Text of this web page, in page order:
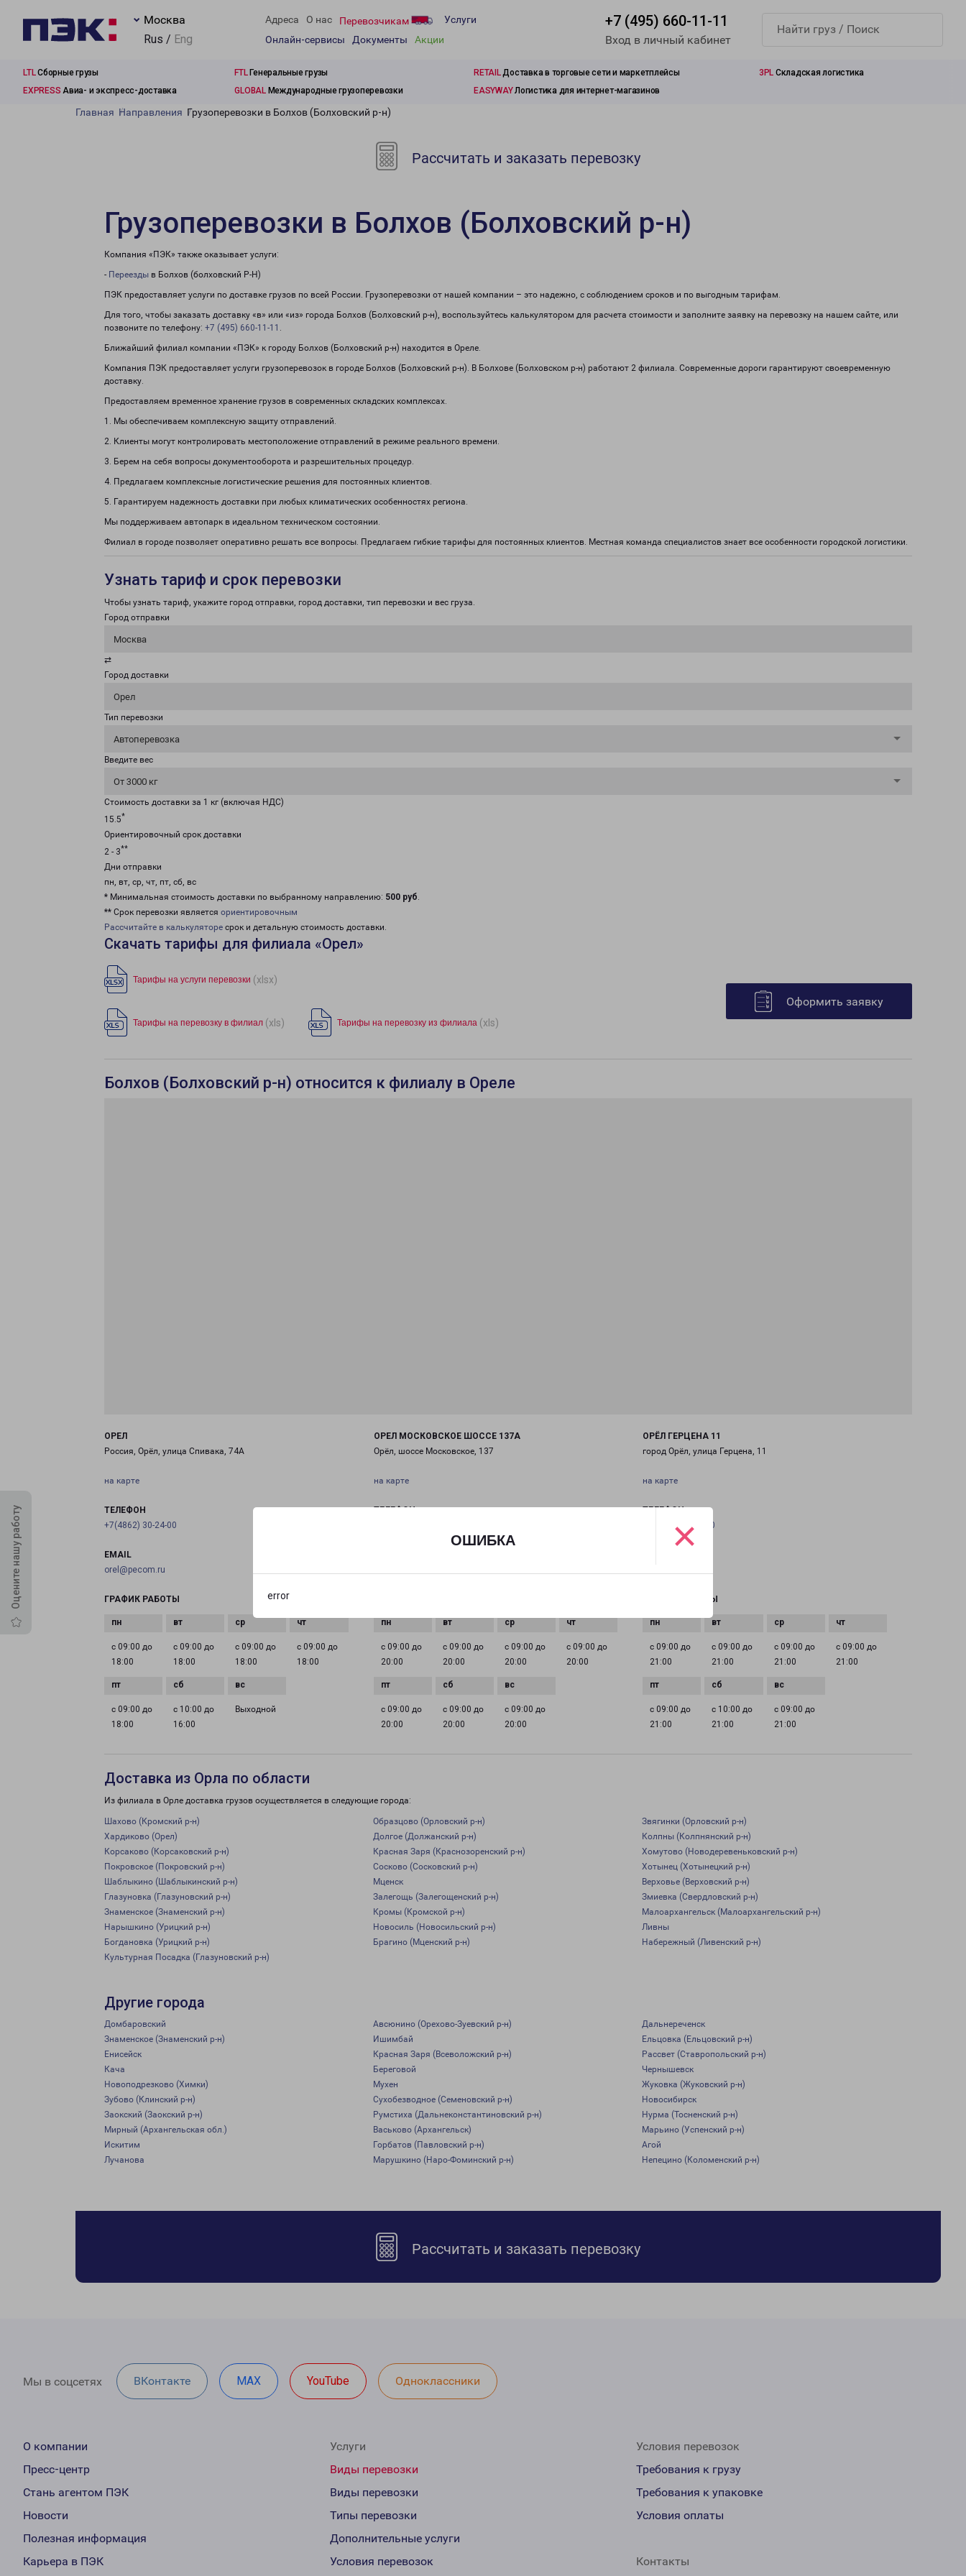
ОШИБКА
error
×
Москва
Rus / Eng
Адреса О нас Перевозчикам
Услуги
Онлайн-сервисы
Документы Акции
+7 (495) 660-11-11
Вход в личный кабинет
LTLСборные грузы FTLГенеральные грузы RETAILДоставка в торговые сети и маркетплейсы 3PL Складская логистика
EXPRESS Авиа- и экспресс-доставка GLOBALМеждународные грузоперевозки EASYWAYЛогистика для интернет-магазинов
Оцените нашу работу
Главная Направления Грузоперевозки в Болхов (Болховский р-н)
Рассчитать и заказать перевозку
Грузоперевозки в Болхов (Болховский р-н)
Компания «ПЭК» также оказывает услуги:
- Переезды в Болхов (болховский Р-Н)
ПЭК предоставляет услуги по доставке грузов по всей России. Грузоперевозки от нашей компании – это надежно, с соблюдением сроков и по выгодным тарифам.
Для того, чтобы заказать доставку «в» или «из» города Болхов (Болховский р-н), воспользуйтесь калькулятором для расчета стоимости и заполните заявку на перевозку на нашем сайте, или
позвоните по телефону: +7 (495) 660-11-11 .
Ближайший филиал компании «ПЭК» к городу Болхов (Болховский р-н) находится в Ореле.
Компания ПЭК предоставляет услуги грузоперевозок в городе Болхов (Болховский р-н). В Болхове (Болховском р-н) работают 2 филиала. Современные дороги гарантируют своевременную
доставку.
Предоставляем временное хранение грузов в современных складских комплексах.
1. Мы обеспечиваем комплексную защиту отправлений.
2. Клиенты могут контролировать местоположение отправлений в режиме реального времени.
3. Берем на себя вопросы документооборота и разрешительных процедур.
4. Предлагаем комплексные логистические решения для постоянных клиентов.
5. Гарантируем надежность доставки при любых климатических особенностях региона.
Мы поддерживаем автопарк в идеальном техническом состоянии.
Филиал в городе позволяет оперативно решать все вопросы. Предлагаем гибкие тарифы для постоянных клиентов. Местная команда специалистов знает все особенности городской логистики.
Узнать тариф и срок перевозки
Чтобы узнать тариф, укажите город отправки, город доставки, тип перевозки и вес груза.
Город отправки
Москва
⇄
Город доставки
Орел
Тип перевозки
Автоперевозка
Введите вес
От 3000 кг
Стоимость доставки за 1 кг (включая НДС)
15.5*
Ориентировочный срок доставки
2 - 3**
Дни отправки
пн, вт, ср, чт, пт, сб, вс
* Минимальная стоимость доставки по выбранному направлению: 500 руб.
** Срок перевозки является ориентировочным
Рассчитайте в калькуляторе срок и детальную стоимость доставки.
Скачать тарифы для филиала «Орел»
Тарифы на услуги перевозки (xlsx)
Тарифы на перевозку в филиал (xls) Тарифы на перевозку из филиала (xls)
Оформить заявку
Болхов (Болховский р-н) относится к филиалу в Ореле
ОРЕЛ
Россия, Орёл, улица Спивака, 74А
на карте
ТЕЛЕФОН
+7(4862) 30-24-00
EMAIL
orel@pecom.ru
ГРАФИК РАБОТЫ
с 09:00 до
18:00
с 09:00 до
18:00
с 09:00 до
18:00
с 09:00 до
18:00
с 09:00 до
18:00
с 10:00 до
16:00
Выходной
ОРЕЛ МОСКОВСКОЕ ШОССЕ 137А
Орёл, шоссе Московское, 137
на карте
ТЕЛЕФОН
с 09:00 до
20:00
с 09:00 до
20:00
с 09:00 до
20:00
с 09:00 до
20:00
с 09:00 до
20:00
с 09:00 до
20:00
с 09:00 до
20:00
ОРЁЛ ГЕРЦЕНА 11
город Орёл, улица Герцена, 11
на карте
ТЕЛЕФОН
+7(4862) 30-24-00
ГРАФИК РАБОТЫ
с 09:00 до
21:00
с 09:00 до
21:00
с 09:00 до
21:00
с 09:00 до
21:00
с 09:00 до
21:00
с 10:00 до
21:00
с 09:00 до
21:00
Доставка из Орла по области
Из филиала в Орле доставка грузов осуществляется в следующие города:
Шахово (Кромский р-н) Образцово (Орловский р-н)
Звягинки (Орловский р-н)
Хардиково (Орел)
Долгое (Должанский р-н)
Колпны (Колпнянский р-н)
Корсаково (Корсаковский р-н)
Красная Заря (Краснозоренский р-н)
Хомутово (Новодеревеньковский р-н)
Покровское (Покровский р-н)
Сосково (Сосковский р-н)
Хотынец (Хотынецкий р-н)
Шаблыкино (Шаблыкинский р-н)
Мценск
Верховье (Верховский р-н)
Глазуновка (Глазуновский р-н)
Залегощь (Залегощенский р-н)
Змиевка (Свердловский р-н)
Знаменское (Знаменский р-н)
Кромы (Кромской р-н)
Малоархангельск (Малоархангельский р-н)
Нарышкино (Урицкий р-н)
Новосиль (Новосильский р-н)
Ливны
Богдановка (Урицкий р-н)
Брагино (Мценский р-н)
Набережный (Ливенский р-н)
Культурная Посадка (Глазуновский р-н)
Другие города
Домбаровский Авсюнино (Орехово-Зуевский р-н)
Дальнереченск
Знаменское (Знаменский р-н)
Ишимбай
Ельцовка (Ельцовский р-н)
Енисейск
Красная Заря (Всеволожский р-н)
Рассвет (Ставропольский р-н)
Кача
Береговой
Чернышевск
Новоподрезково (Химки)
Мухен
Жуковка (Жуковский р-н)
Зубово (Клинский р-н)
Сухобезводное (Семеновский р-н)
Новосибирск
Заокский (Заокский р-н)
Румстиха (Дальнеконстантиновский р-н)
Нурма (Тосненский р-н)
Мирный (Архангельская обл.)
Васьково (Архангельск)
Марьино (Успенский р-н)
Искитим
Горбатов (Павловский р-н)
Агой
Лучанова
Марушкино (Наро-Фоминский р-н) Непецино (Коломенский р-н)
Рассчитать и заказать перевозку
Мы в соцсетях ВКонтакте MAX YouTube Одноклассники
О компании
Пресс-центр
Стань агентом ПЭК
Новости
Полезная информация
Карьера в ПЭК
Услуги
Виды перевозки
Виды перевозки
Типы перевозки
Дополнительные услуги
Условия перевозок
Условия перевозок
Требования к грузу
Требования к упаковке
Условия оплаты
Контакты